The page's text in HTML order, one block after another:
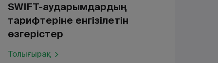
SWIFT-аударымдардың
тарифтеріне енгізілетін
өзгерістер
Толығырақ